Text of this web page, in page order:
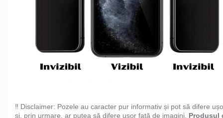
‼️ Disclaimer: Pozele au caracter pur informativ și pot să difere
și, prin urmare, ar putea să difere ușor față de imagini. Produsul